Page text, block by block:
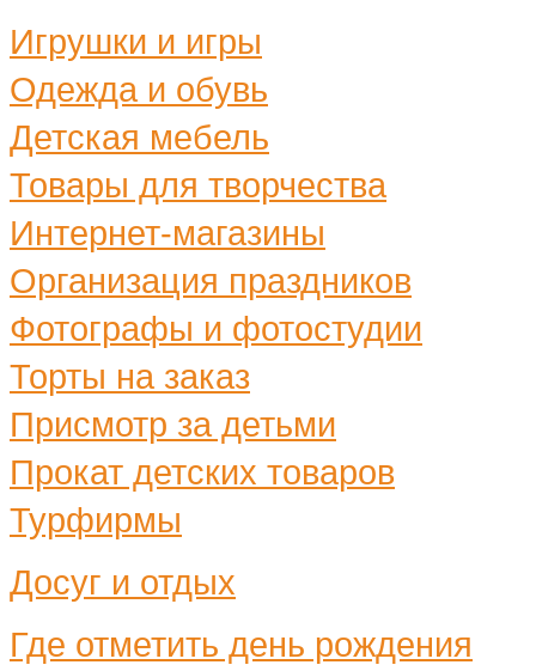
Игрушки и игры
Одежда и обувь
Детская мебель
Товары для творчества
Интернет-магазины
Организация праздников
Фотографы и фотостудии
Торты на заказ
Присмотр за детьми
Прокат детских товаров
Турфирмы
Досуг и отдых
Где отметить день рождения